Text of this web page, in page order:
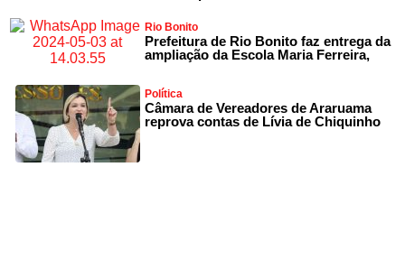
Rio Bonito
Prefeitura de Rio Bonito faz entrega da
ampliação da Escola Maria Ferreira,
Política
Câmara de Vereadores de Araruama
reprova contas de Lívia de Chiquinho